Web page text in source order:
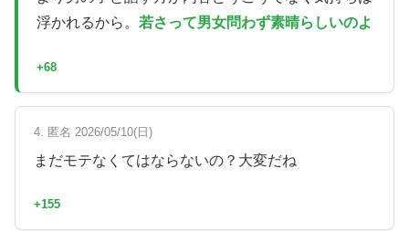
浮かれるから。 若さって男女問わず素晴らしいのよ
+68
4. 匿名 2026/05/10(日)
まだモテなくてはならないの？大変だね
+155